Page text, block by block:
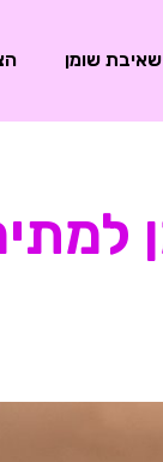
שאיבת שומן